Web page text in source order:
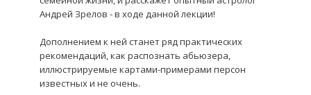
Андрей Зрелов - в ходе данной лекции!
Дополнением к ней станет ряд практических
рекомендаций, как распознать абьюзера,
иллюстрируемые картами-примерами персон
известных и не очень.